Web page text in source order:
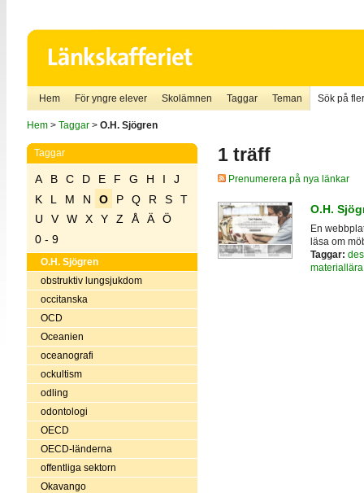
Hem För yngre elever Skolämnen Taggar Teman Sök på
Hem> Taggar> O.H. Sjögren
Taggar
A B C D E F G H I
J
K
L M N O P Q R S
T
U
V W X Y Z Å Ä
Ö
0 - 9
O.H. Sjögren
obstruktiv lungsjukdom
occitanska
OCD
Oceanien
oceanografi
ockultism
odling
odontologi
OECD
OECD-länderna
offentliga sektorn
Okavango
1 träff
Prenumerera på nya länkar
O.H.
En
läsa om
Taggar:
materiallära